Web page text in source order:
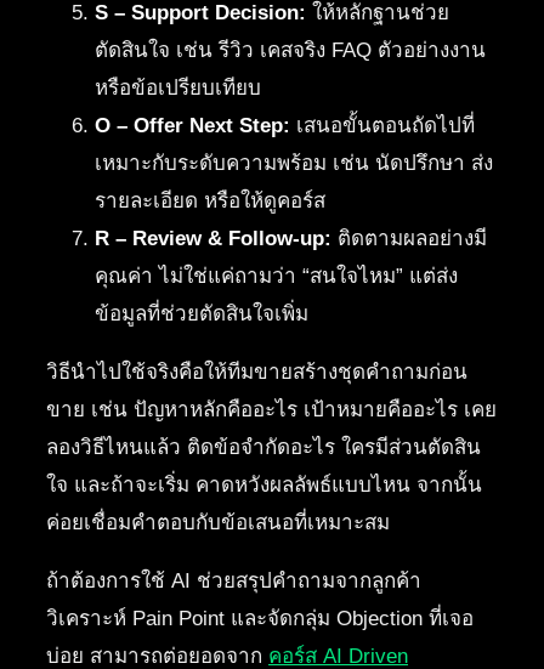
S – Support Decision: ให้หลักฐานช่วย
ตัดสินใจ เช่น รีวิว เคสจริง FAQ ตัวอย่างงาน
หรือข้อเปรียบเทียบ
O – Offer Next Step: เสนอขั้นตอนถัดไปที่
เหมาะกับระดับความพร้อม เช่น นัดปรึกษา ส่ง
รายละเอียด หรือให้ดูคอร์ส
R – Review & Follow-up: ติดตามผลอย่างมี
คุณค่า ไม่ใช่แค่ถามว่า “สนใจไหม” แต่ส่ง
ข้อมูลที่ช่วยตัดสินใจเพิ่ม
วิธีนำไปใช้จริงคือให้ทีมขายสร้างชุดคำถามก่อน
ขาย เช่น ปัญหาหลักคืออะไร เป้าหมายคืออะไร เคย
ลองวิธีไหนแล้ว ติดข้อจำกัดอะไร ใครมีส่วนตัดสิน
ใจ และถ้าจะเริ่ม คาดหวังผลลัพธ์แบบไหน จากนั้น
ค่อยเชื่อมคำตอบกับข้อเสนอที่เหมาะสม
ถ้าต้องการใช้ AI ช่วยสรุปคำถามจากลูกค้า
วิเคราะห์ Pain Point และจัดกลุ่ม Objection ที่เจอ
บ่อย สามารถต่อยอดจาก คอร์ส AI Driven